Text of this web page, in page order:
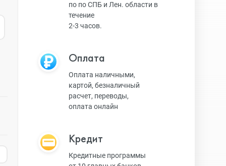
Apple Watch Ultra 3
Apple Watch Ultra
Apple Watch SE 2023
Apple Watch SE 2022
Умные часы, браслеты
по по СПБ и Лен. области в
течение
2-3 часов.
Оплата
Оплата наличными,
картой, безналичный
расчет, переводы,
оплата онлайн
Кредит
Кредитные программы